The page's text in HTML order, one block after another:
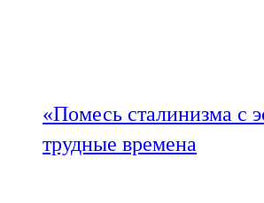
«Помесь сталинизма с
трудные времена